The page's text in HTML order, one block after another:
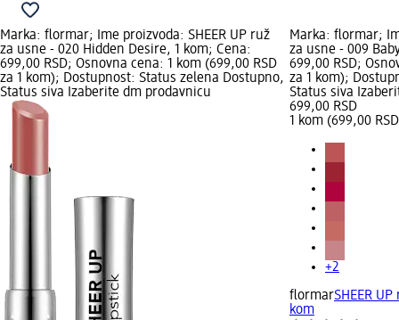
Marka: flormar; Ime proizvoda: SHEER UP ruž
za usne - 020 Hidden Desire, 1 kom; Cena:
699,00 RSD; Osnovna cena: 1 kom (699,00 RSD
za 1 kom); Dostupnost: Status zelena Dostupno,
Status siva Izaberite dm prodavnicu
Marka: flormar;
za usne - 009
699,00 RSD;
za 1 kom);
Status siva
699,00 RSD
1 kom (699,00
+2
flormarSHEER
kom